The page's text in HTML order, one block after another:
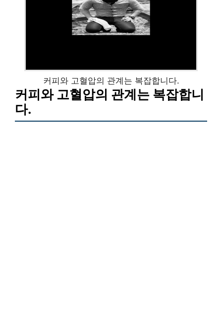
커피와 고혈압의 관계는 복잡합니다.
커피와 고혈압의 관계는 복잡합니
다.